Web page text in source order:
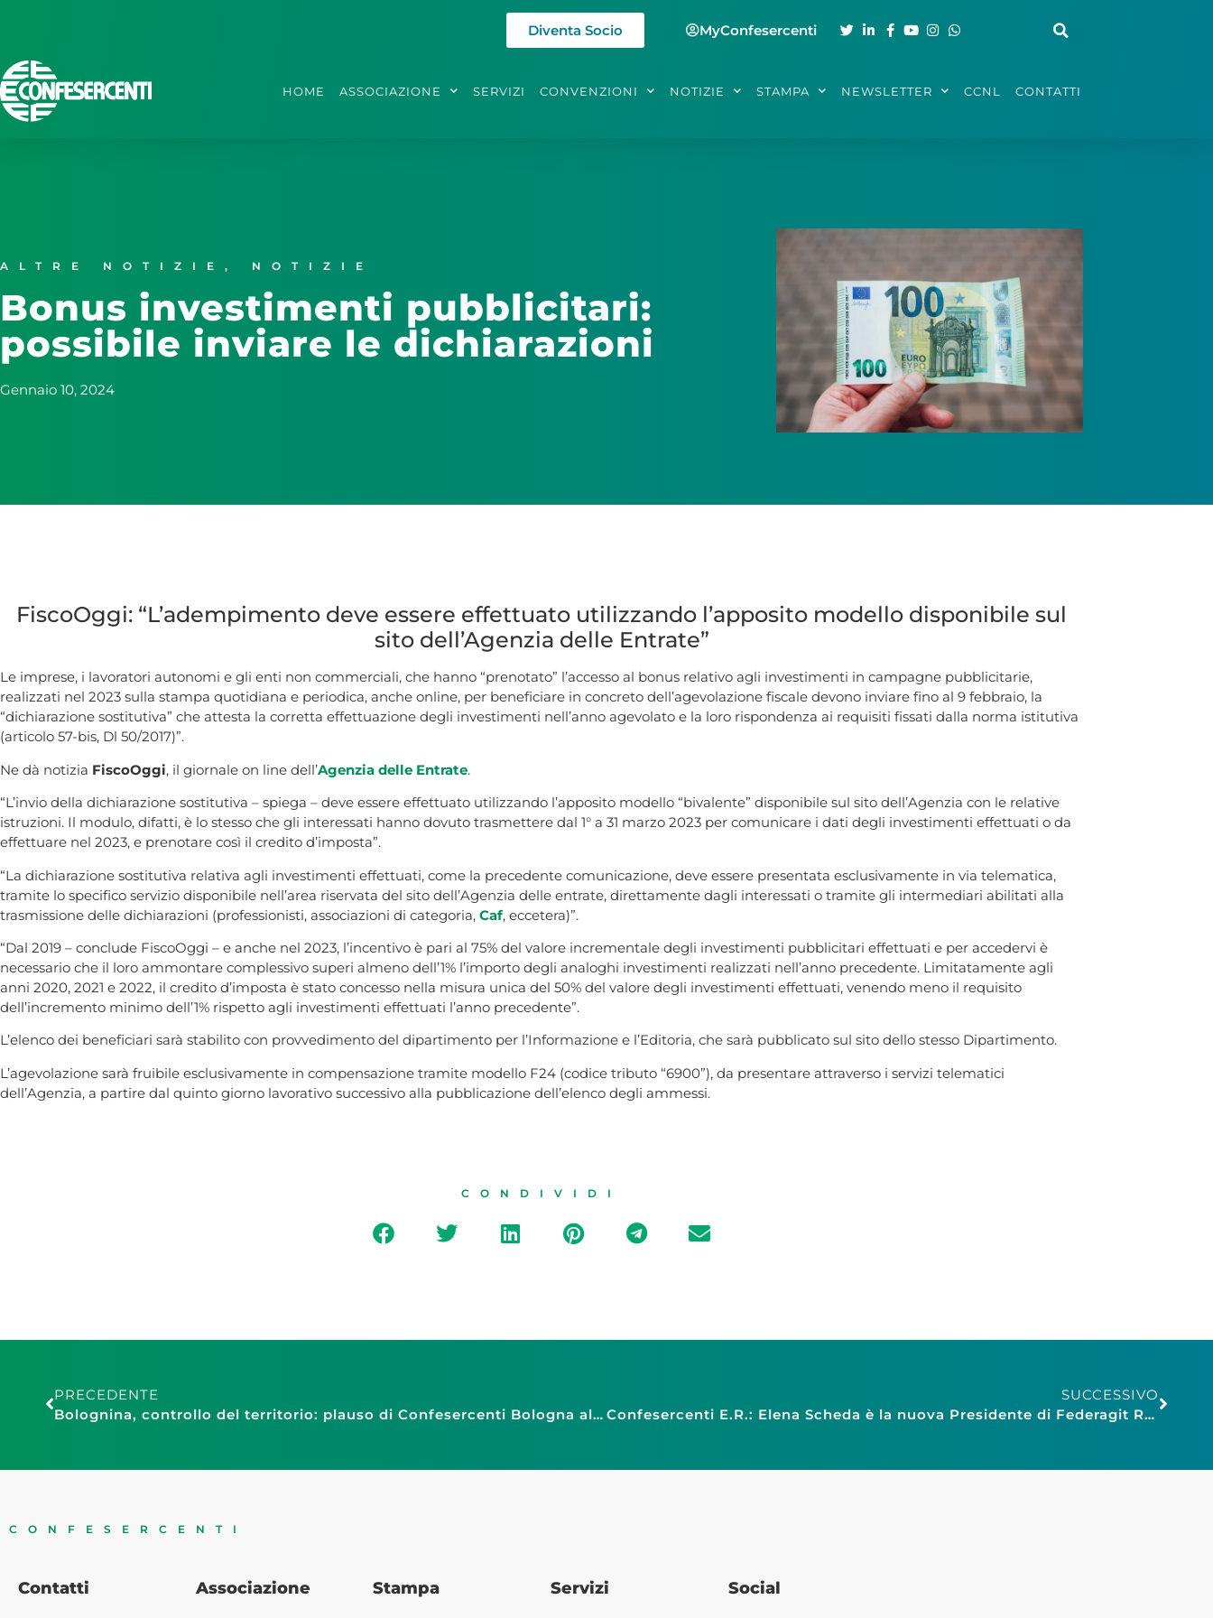
Diventa Socio MyConfesercenti
HOME ASSOCIAZIONE SERVIZI CONVENZIONI NOTIZIE STAMPA NEWSLETTER CCNL CONTATTI
ALTRE NOTIZIE , NOTIZIE
Bonus investimenti pubblicitari:
possibile inviare le dichiarazioni
Gennaio 10, 2024
FiscoOggi: “L’adempimento deve essere effettuato utilizzando l’apposito modello disponibile sul
sito dell’Agenzia delle Entrate”
Le imprese, i lavoratori autonomi e gli enti non commerciali, che hanno “prenotato” l’accesso al bonus relativo agli investimenti in campagne pubblicitarie,
realizzati nel 2023 sulla stampa quotidiana e periodica, anche online, per beneficiare in concreto dell’agevolazione fiscale devono inviare fino al 9 febbraio, la
“dichiarazione sostitutiva” che attesta la corretta effettuazione degli investimenti nell’anno agevolato e la loro rispondenza ai requisiti fissati dalla norma istitutiva
(articolo 57-bis, Dl 50/2017)”.
Ne dà notizia FiscoOggi, il giornale on line dell’Agenzia delle Entrate.
“L’invio della dichiarazione sostitutiva – spiega – deve essere effettuato utilizzando l’apposito modello “bivalente” disponibile sul sito dell’Agenzia con le relative
istruzioni. Il modulo, difatti, è lo stesso che gli interessati hanno dovuto trasmettere dal 1° a 31 marzo 2023 per comunicare i dati degli investimenti effettuati o da
effettuare nel 2023, e prenotare così il credito d’imposta”.
“La dichiarazione sostitutiva relativa agli investimenti effettuati, come la precedente comunicazione, deve essere presentata esclusivamente in via telematica,
tramite lo specifico servizio disponibile nell’area riservata del sito dell’Agenzia delle entrate, direttamente dagli interessati o tramite gli intermediari abilitati alla
trasmissione delle dichiarazioni (professionisti, associazioni di categoria, Caf, eccetera)”.
“Dal 2019 – conclude FiscoOggi – e anche nel 2023, l’incentivo è pari al 75% del valore incrementale degli investimenti pubblicitari effettuati e per accedervi è
necessario che il loro ammontare complessivo superi almeno dell’1% l’importo degli analoghi investimenti realizzati nell’anno precedente. Limitatamente agli
anni 2020, 2021 e 2022, il credito d’imposta è stato concesso nella misura unica del 50% del valore degli investimenti effettuati, venendo meno il requisito
dell’incremento minimo dell’1% rispetto agli investimenti effettuati l’anno precedente”.
L’elenco dei beneficiari sarà stabilito con provvedimento del dipartimento per l’Informazione e l’Editoria, che sarà pubblicato sul sito dello stesso Dipartimento.
L’agevolazione sarà fruibile esclusivamente in compensazione tramite modello F24 (codice tributo “6900”), da presentare attraverso i servizi telematici
dell’Agenzia, a partire dal quinto giorno lavorativo successivo alla pubblicazione dell’elenco degli ammessi.
CONDIVIDI
PRECEDENTE
Bolognina, controllo del territorio: plauso di Confesercenti Bologna alle Forze dell’Ordine
SUCCESSIVO
Confesercenti E.R.: Elena Scheda è la nuova Presidente di Federagit Regionale
CONFESERCENTI
Contatti Associazione Stampa Servizi Social